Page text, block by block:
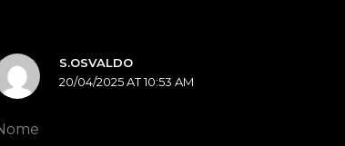
S.OSVALDO
20/04/2025 AT 10:53 AM